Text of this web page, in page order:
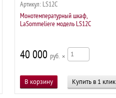
Артикул: LS12C
Монотемпературный шкаф,
LaSommeliere модель LS12C
40 000 р ×
Купить в 1 клик